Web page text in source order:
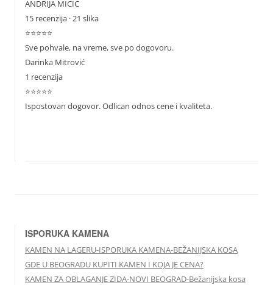
ANDRIJA MICIC
15 recenzija · 21 slika
⭐⭐⭐⭐⭐
Sve pohvale, na vreme, sve po dogovoru.
Darinka Mitrović
1 recenzija
⭐⭐⭐⭐⭐
Ispostovan dogovor. Odlican odnos cene i kvaliteta.
ISPORUKA KAMENA
KAMEN NA LAGERU-ISPORUKA KAMENA-BEŽANIJSKA KOSA
GDE U BEOGRADU KUPITI KAMEN I KOJA JE CENA?
KAMEN ZA OBLAGANJE ZIDA-NOVI BEOGRAD-Bežanijska kosa